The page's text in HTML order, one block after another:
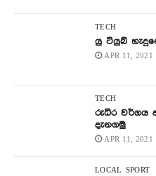
TECH
යු ටියුබ්
APR 11, 2021
TECH
රුධිර වර්ගය
දැනගමු
APR 11, 2021
LOCAL SPORT